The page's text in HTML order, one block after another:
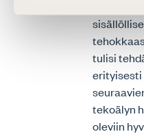
tulisi
erityisesti
tekoälyn
oleviin